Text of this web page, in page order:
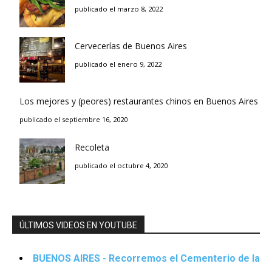
publicado el marzo 8, 2022
Cervecerías de Buenos Aires
publicado el enero 9, 2022
Los mejores y (peores) restaurantes chinos en Buenos Aires
publicado el septiembre 16, 2020
Recoleta
publicado el octubre 4, 2020
ÚLTIMOS VIDEOS EN YOUTUBE
BUENOS AIRES - Recorremos el Cementerio de la